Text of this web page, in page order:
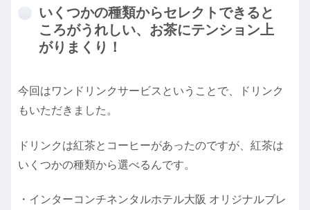
いくつかの種類からセレクトできると
ころがうれしい、お茶にテンション上
がりまくり！
今回はワンドリンクサービスということで、ドリンク
もいただきました。
ドリンクは紅茶とコーヒーがあったのですが、紅茶は
いくつかの種類から選べるんです。
・インターコンチネンタルホテル大阪 オリジナルブレ